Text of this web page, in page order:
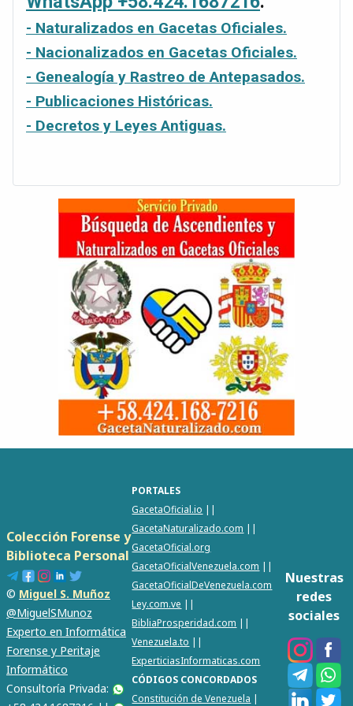
- Naturalizados en Gacetas Oficiales.
- Nacionalizados en Gacetas Oficiales.
- Genealogía y Rastreo de Antepasados.
- Publicaciones Históricas.
- Decretos y Leyes Antiguas.
Colección Forense y
Biblioteca Personal
© Miguel S. Muñoz
@MiguelSMunoz
Experto en Informática
Forense y Peritaje
Informático
Consultoría Privada:
PORTALES
GacetaOficial.io ||
GacetaNaturalizado.com ||
GacetaOficial.org
GacetaOficialVenezuela.com ||
GacetaOficialDeVenezuela.com
Ley.com.ve ||
BibliaProsperidad.com ||
Venezuela.to ||
ExperticiasInformaticas.com
CÓDIGOS CONCORDADOS
Constitución de Venezuela |
Nuestras
redes
sociales